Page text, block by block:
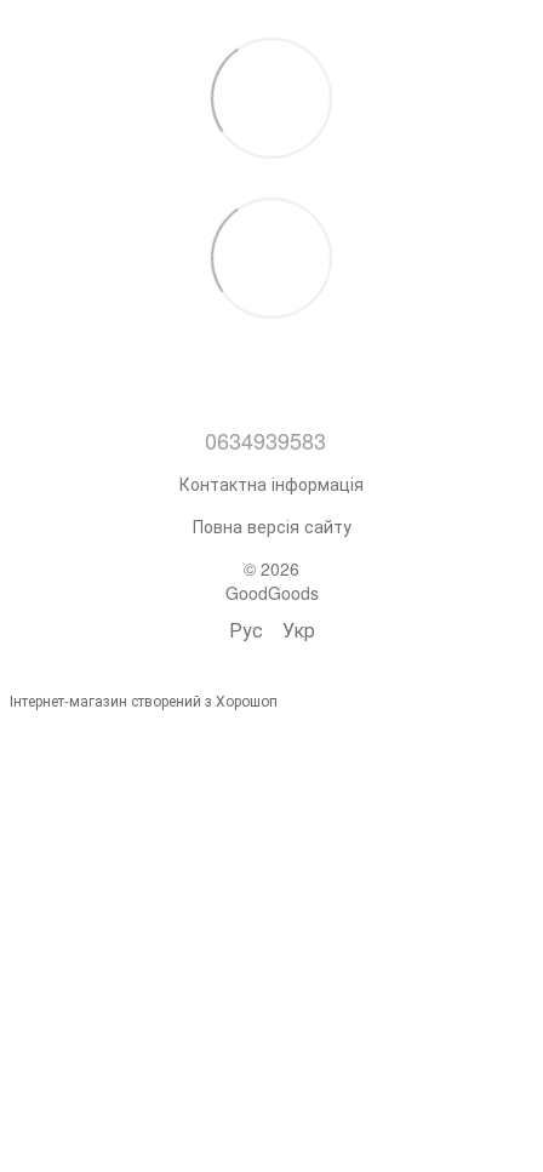
0634939583
Контактна інформація
Повна версія сайту
© 2026
GoodGoods
Рус Укр
Інтернет-магазин створений з Хорошоп